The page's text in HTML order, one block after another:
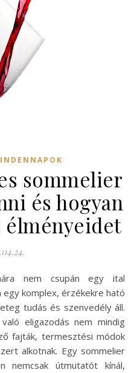
sommelier
és hogyan
élményeidet
komplex, érzékekre ható
tudás és szenvedély áll.
eligazodás nem mindig
fajták, termesztési módok
alkotnak. Egy sommelier
nemcsak útmutatót kínál,